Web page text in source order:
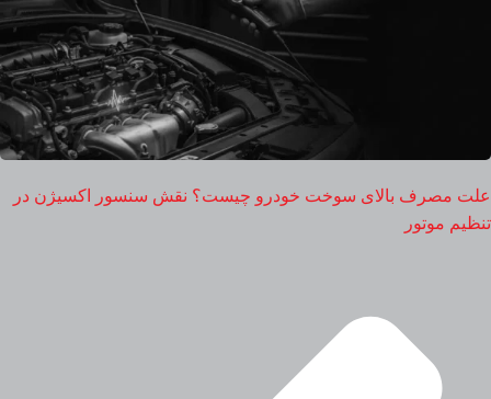
علت مصرف بالای سوخت خودرو چیست؟ نقش سنسور اکسیژن در
تنظیم موتور